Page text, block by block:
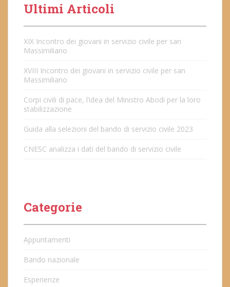
Ultimi Articoli
XIX Incontro dei giovani in servizio civile per san
Massimiliano
XVIII Incontro dei giovani in servizio civile per san
Massimiliano
Corpi civili di pace, l’idea del Ministro Abodi per la loro
stabilizzazione
Guida alla selezioni del bando di servizio civile 2023
CNESC analizza i dati del bando di servizio civile
Categorie
Appuntamenti
Bando nazionale
Esperienze